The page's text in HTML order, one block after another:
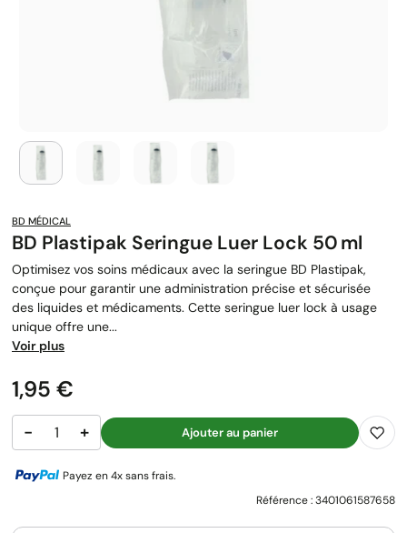
BD MÉDICAL
BD Plastipak Seringue Luer Lock 50 Ml
Optimisez vos soins médicaux avec la seringue BD Plastipak,
conçue pour garantir une administration précise et sécurisée
des liquides et médicaments. Cette seringue luer lock à usage
unique offre une...
Voir plus
Prix
1,95 €
− + Ajouter au panier
Payez en 4x sans frais.
Référence :3401061587658